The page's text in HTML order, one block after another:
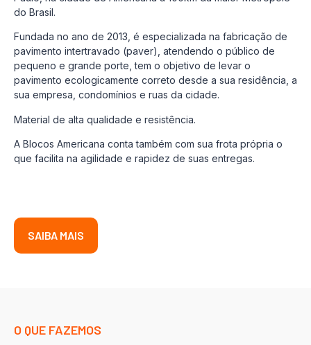
do Brasil.
Fundada no ano de 2013, é especializada na fabricação de
pavimento intertravado (paver), atendendo o público de
pequeno e grande porte, tem o objetivo de levar o
pavimento ecologicamente correto desde a sua residência, a
sua empresa, condomínios e ruas da cidade.
Material de alta qualidade e resistência.
A Blocos Americana conta também com sua frota própria o
que facilita na agilidade e rapidez de suas entregas.
SAIBA MAIS
O QUE FAZEMOS